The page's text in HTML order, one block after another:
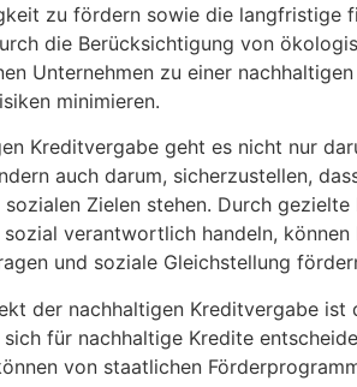
zu fördern sowie die langfristige
die Berücksichtigung von
Unternehmen zu einer
minimieren.
Kreditvergabe geht es nicht nur
auch darum, sicherzustellen,
Zielen stehen. Durch
sozial verantwortlich handeln,
und soziale Gleichstellung
der nachhaltigen Kreditvergabe ist
sich für nachhaltige Kredite
von staatlichen